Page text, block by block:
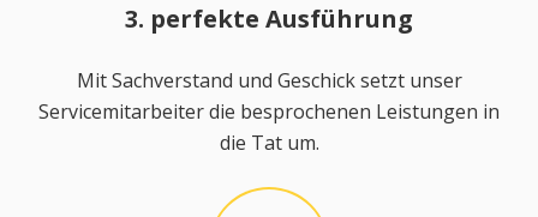
3. perfekte Ausführung
Mit Sachverstand und Geschick setzt unser
Servicemitarbeiter die besprochenen Leistungen in
die Tat um.